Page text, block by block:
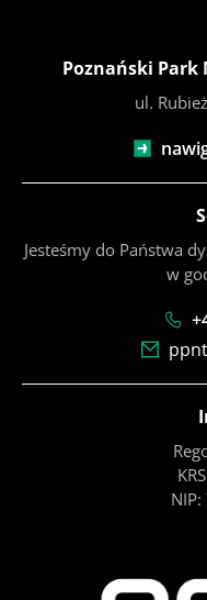
Poznański Park
ul.
Jesteśmy do Państwa
w